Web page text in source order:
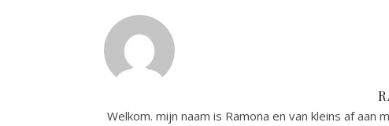
Welkom. mijn naam is Ramona en van kleins af